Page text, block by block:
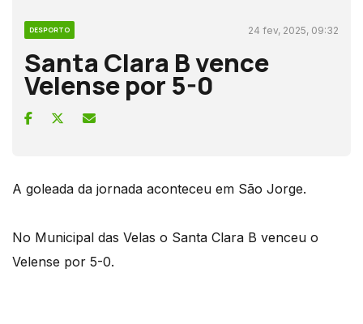
DESPORTO 24 fev, 2025, 09:32
Santa Clara B vence
Velense por 5-0
A goleada da jornada aconteceu em São Jorge.
No Municipal das Velas o Santa Clara B venceu o
Velense por 5-0.